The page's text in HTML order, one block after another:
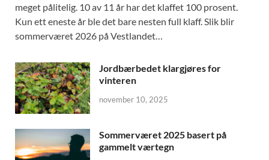
meget pålitelig. 10 av 11 år har det klaffet 100 prosent.
Kun ett eneste år ble det bare nesten full klaff. Slik blir
sommerværet 2026 på Vestlandet…
Jordbærbedet klargjøres for
vinteren
november 10, 2025
Sommerværet 2025 basert på
gammelt værtegn